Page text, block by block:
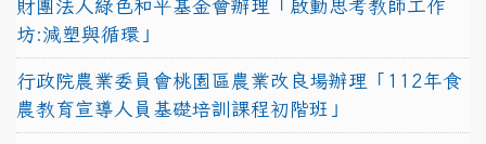
財團法人綠色和平基金會辦理「啟動思考教師工作
坊:減塑與循環」
行政院農業委員會桃園區農業改良場辦理「112年食
農教育宣導人員基礎培訓課程初階班」